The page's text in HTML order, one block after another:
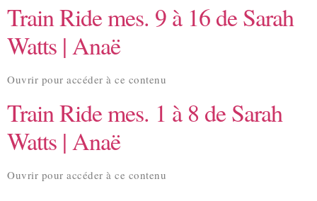
Train Ride mes. 9 à 16 de Sarah
Watts | Anaë
Ouvrir pour accéder à ce contenu
Train Ride mes. 1 à 8 de Sarah
Watts | Anaë
Ouvrir pour accéder à ce contenu